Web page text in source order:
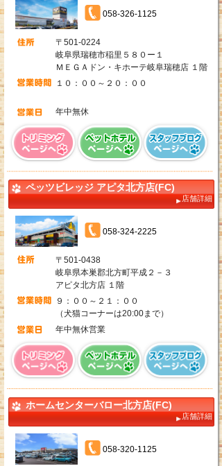
058-326-1125
〒501-0224
岐阜県瑞穂市稲里５８０ー１
ＭＥＧＡドン・キホーテ岐阜瑞穂店 １階
１０：００～２０：００
年中無休
ペッツビレッジ アピタ北方店(FC)
店舗詳細
058-324-2225
〒501-0438
岐阜県本巣郡北方町平成２－３
アピタ北方店 １階
９：００～２１：００
（犬猫コーナーは20:00まで）
年中無休営業
ホームセンターバロー北方店(FC)
店舗詳細
058-320-1125